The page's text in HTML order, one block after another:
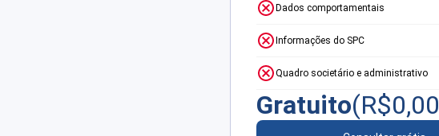
Dados comportamentais
Informações do SPC
Quadro societário e administrativo
Gratuito(R$0,00